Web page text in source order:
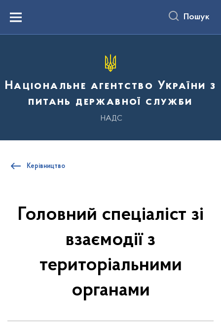
вмістуMenu Пошук
Національне агентство України з
питань державної служби
НАДС
Керівництво
Головний спеціаліст зі
взаємодії з
територіальними
органами